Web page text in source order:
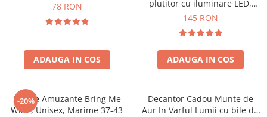
78 RON
ADAUGA IN COS
plutitor cu iluminare LED,
Forma C
145 RON
ADAUGA IN COS
-20%
Sosete Amuzante Bring Me
Wine, Unisex, Marime 37-43
Decantor Cadou Munte de
Aur In Varful Lumii cu bile de